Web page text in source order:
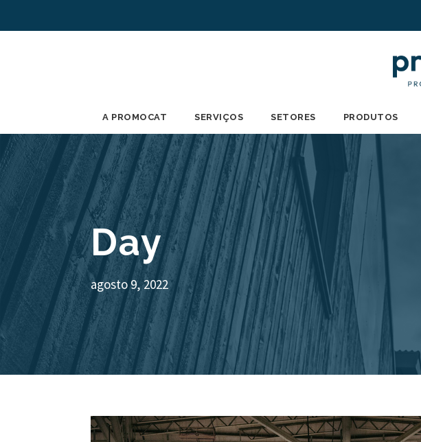
A PROMOCAT SERVIÇOS SETORES PRODUTOS
Day
agosto 9, 2022